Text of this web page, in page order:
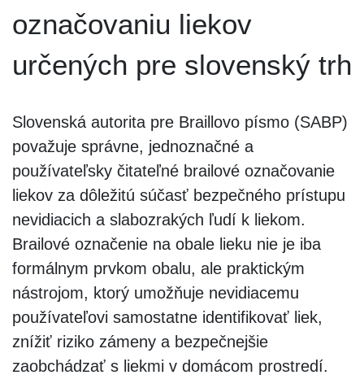
označovaniu liekov
určených pre slovenský trh
Slovenská autorita pre Braillovo písmo (SABP)
považuje správne, jednoznačné a
používateľsky čitateľné brailové označovanie
liekov za dôležitú súčasť bezpečného prístupu
nevidiacich a slabozrakých ľudí k liekom.
Brailové označenie na obale lieku nie je iba
formálnym prvkom obalu, ale praktickým
nástrojom, ktorý umožňuje nevidiacemu
používateľovi samostatne identifikovať liek,
znížiť riziko zámeny a bezpečnejšie
zaobchádzať s liekmi v domácom prostredí.